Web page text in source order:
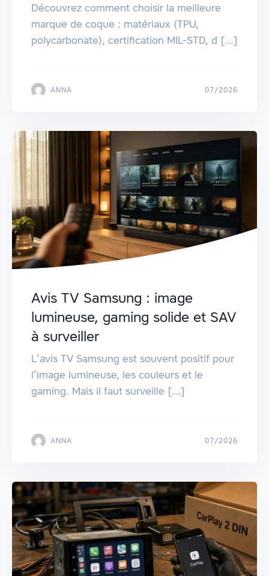
Découvrez comment choisir la meilleure
marque de coque : matériaux (TPU,
polycarbonate), certification MIL-STD, d [...]
ANNA 07/2026
Avis TV Samsung : image
lumineuse, gaming solide et SAV
à surveiller
L’avis TV Samsung est souvent positif pour
l’image lumineuse, les couleurs et le
gaming. Mais il faut surveille [...]
ANNA 07/2026